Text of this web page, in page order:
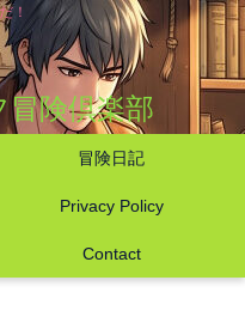
！
険倶楽部
冒険日記
Privacy Policy
Contact